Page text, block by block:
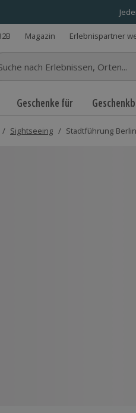
Magazin Erlebnispartner
nach Erlebnissen...
Geschenke für
/ Sightseeing / Stadtführung